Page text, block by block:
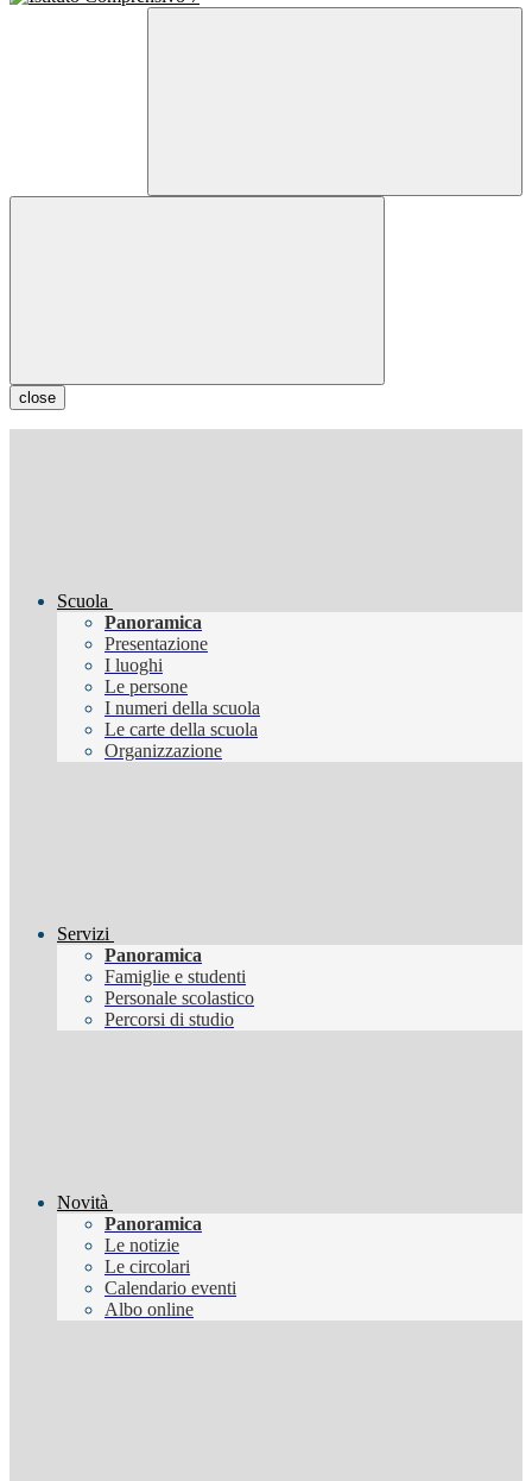
close
Scuola
Panoramica
Presentazione
I luoghi
Le persone
I numeri della scuola
Le carte della scuola
Organizzazione
Servizi
Panoramica
Famiglie e studenti
Personale scolastico
Percorsi di studio
Novità
Panoramica
Le notizie
Le circolari
Calendario eventi
Albo online